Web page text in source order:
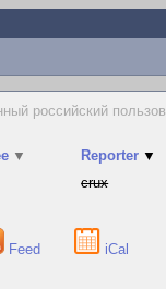
российский
▼ Reporter ▼
crux
Feed iCal